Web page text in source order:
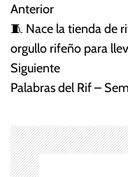
N
a
v
g
a
Anterior
🧵 Nace la tienda de
orgullo rifeño para
Siguiente
Palabras del Rif –